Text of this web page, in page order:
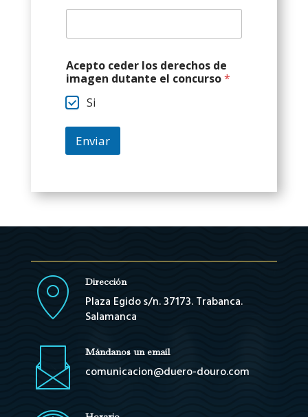
e
r
e
c
c
e
y
Acepto ceder los derechos de
imagen dutante el concurso*
Si
Enviar
Dirección
Plaza Egido s/n. 37173. Trabanca.
Salamanca
Mándanos un email
comunicacion@duero-douro.com